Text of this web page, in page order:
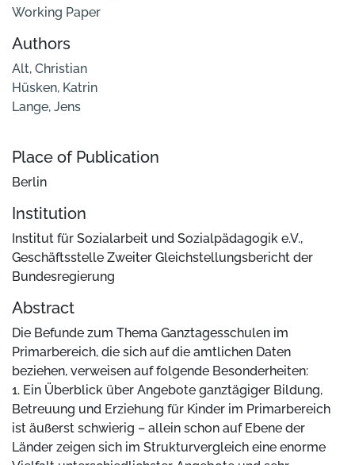
Working Paper
Authors
Alt, Christian
Hüsken, Katrin
Lange, Jens
Place of Publication
Berlin
Institution
Institut für Sozialarbeit und Sozialpädagogik e.V.,
Geschäftsstelle Zweiter Gleichstellungsbericht der
Bundesregierung
Abstract
Die Befunde zum Thema Ganztagesschulen im
Primarbereich, die sich auf die amtlichen Daten
beziehen, verweisen auf folgende Besonderheiten:
1. Ein Überblick über Angebote ganztägiger Bildung,
Betreuung und Erziehung für Kinder im Primarbereich
ist äußerst schwierig – allein schon auf Ebene der
Länder zeigen sich im Strukturvergleich eine enorme